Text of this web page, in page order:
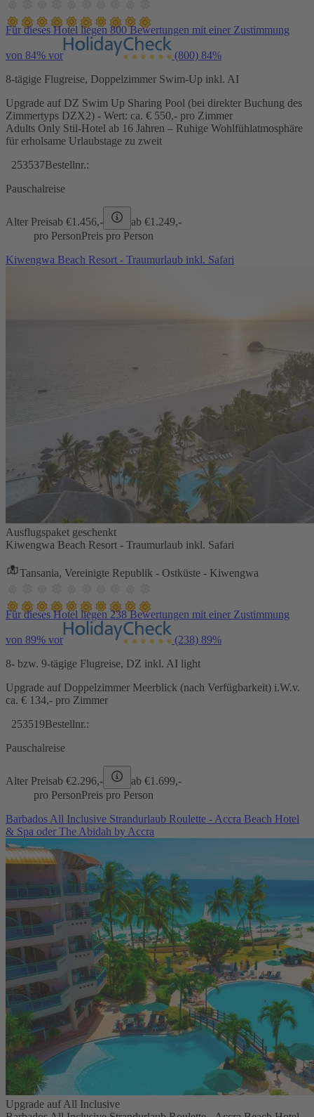
Für dieses Hotel liegen 800 Bewertungen mit einer Zustimmung
von 84% vor (800) 84%
8-tägige Flugreise, Doppelzimmer Swim-Up inkl. AI
Upgrade auf DZ Swim Up Sharing Pool (bei direkter Buchung des
Zimmertyps DZX2) - Wert: ca. € 550,- pro Zimmer
Adults Only Stil-Hotel ab 16 Jahren – Ruhige Wohlfühlatmosphäre
für erholsame Urlaubstage zu zweit
253537Bestellnr.:
Pauschalreise
Alter Preisab €1.456,- ab €1.249,-
pro PersonPreis pro Person
Kiwengwa Beach Resort - Traumurlaub inkl. Safari
Ausflugspaket geschenkt
Kiwengwa Beach Resort - Traumurlaub inkl. Safari
Tansania, Vereinigte Republik - Ostküste - Kiwengwa
Für dieses Hotel liegen 238 Bewertungen mit einer Zustimmung
von 89% vor (238) 89%
8- bzw. 9-tägige Flugreise, DZ inkl. AI light
Upgrade auf Doppelzimmer Meerblick (nach Verfügbarkeit) i.W.v.
ca. € 134,- pro Zimmer
253519Bestellnr.:
Pauschalreise
Alter Preisab €2.296,- ab €1.699,-
pro PersonPreis pro Person
Barbados All Inclusive Strandurlaub Roulette - Accra Beach Hotel
& Spa oder The Abidah by Accra
Upgrade auf All Inclusive